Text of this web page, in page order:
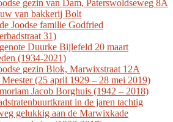
gezin van Dam, Paterswoldseweg 8A
van bakkerij Bolt
Joodse familie Godfried
31)
Duurke Bijlefeld 20 maart
(1934-2021)
gezin Blok, Marwixstraat 12A
Meester (25 april 1929 – 28 mei 2019)
Jacob Borghuis (1942 – 2018)
in de jaren tachtig
gelukkig aan de Marwixkade